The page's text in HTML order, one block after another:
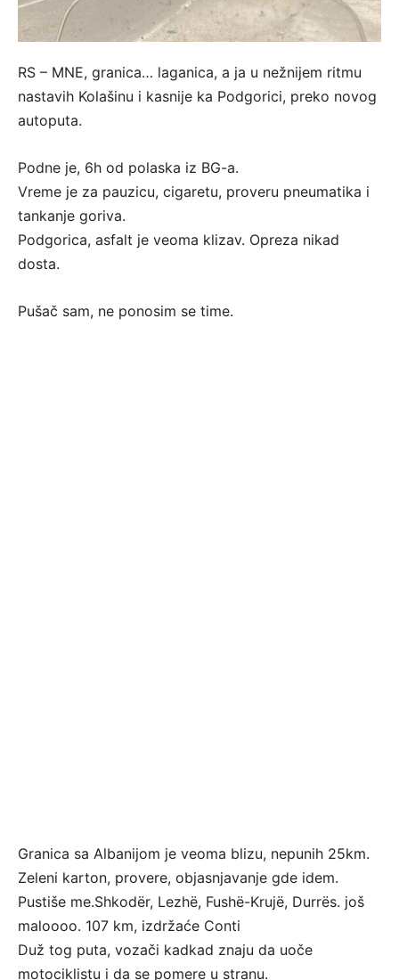
RS – MNE, granica… laganica, a ja u nežnijem ritmu
nastavih Kolašinu i kasnije ka Podgorici, preko novog
autoputa.
Podne je, 6h od polaska iz BG-a.
Vreme je za pauzicu, cigaretu, proveru pneumatika i
tankanje goriva.
Podgorica, asfalt je veoma klizav. Opreza nikad
dosta.
Pušač sam, ne ponosim se time.
Granica sa Albanijom je veoma blizu, nepunih 25km.
Zeleni karton, provere, objasnjavanje gde idem.
Pustiše me.Shkodër, Lezhë, Fushë-Krujë, Durrës. još
maloooo. 107 km, izdržaće Conti
Duž tog puta, vozači kadkad znaju da uoče
motociklistu i da se pomere u stranu.